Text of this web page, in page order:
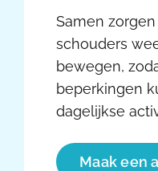
Samen
schouders
bewegen,
beperkingen
dagelijkse
Maak een